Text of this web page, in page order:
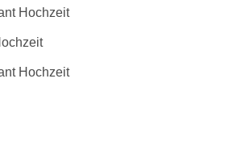
Hochzeit
Hochzeit